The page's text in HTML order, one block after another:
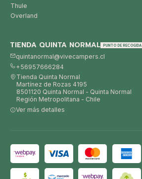
Thule
Overland
TIENDA QUINTA NORMAL PUNTO DE RECOGIDA
quintanormal@vivecampers.cl
+56957666284
Tienda Quinta Normal
Martínez de Rozas 4195
8501120 Quinta Normal - Quinta Normal
Región Metropolitana - Chile
Ver más detalles